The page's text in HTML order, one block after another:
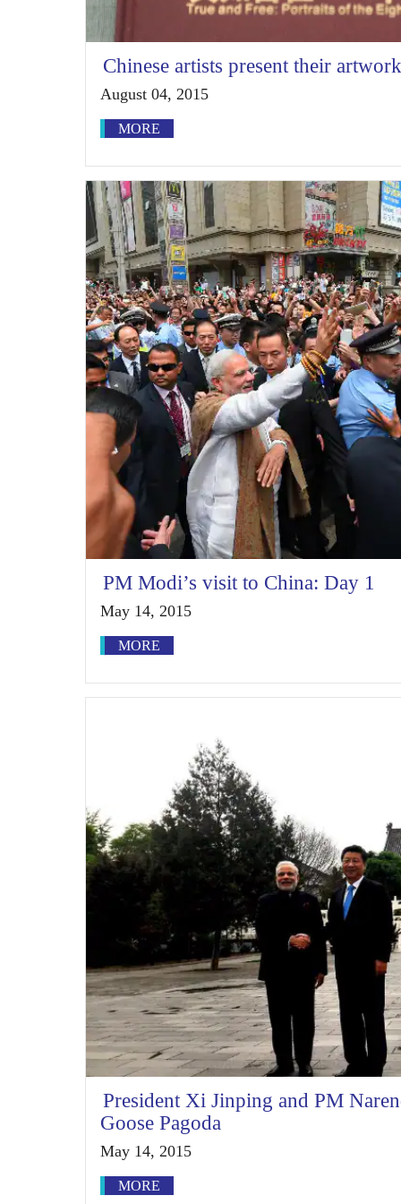
Chinese artists present their
August 04, 2015
MORE
PM Modi’s visit to China: Day 1
May 14, 2015
MORE
President Xi Jinping and PM
Goose Pagoda
May 14, 2015
MORE